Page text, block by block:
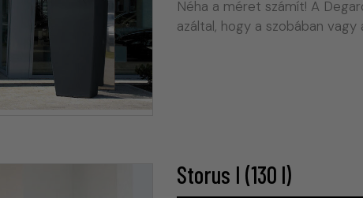
Néha a méret számít! A
azáltal, hogy a szobában
Storus I (130 l)